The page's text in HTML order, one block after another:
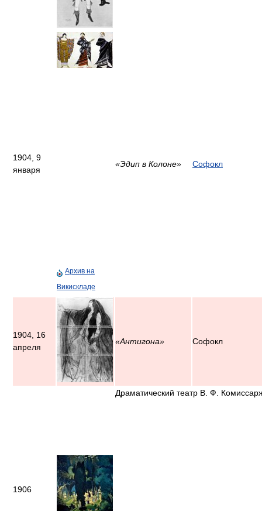
1904, 9
января
Архив на
Викискладе
«Эдип в Колоне» Софокл
1904, 16
апреля
«Антигона» Софокл
1906
Драматический театр В. Ф.